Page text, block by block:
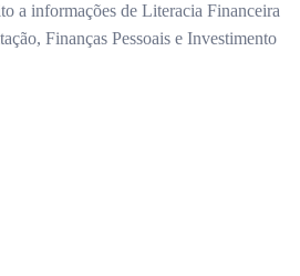
a informações de Literacia Financeira
Finanças Pessoais e Investimento